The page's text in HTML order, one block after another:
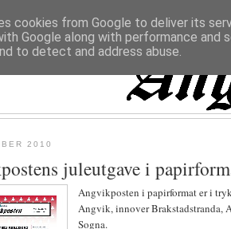
2010
juleutgave i
Angvikposten i papirformat er i
Angvik, innover Brakstadstranda,
Sogna.
cookies from Google to deliver its
Google along with performance
to detect and address abuse.